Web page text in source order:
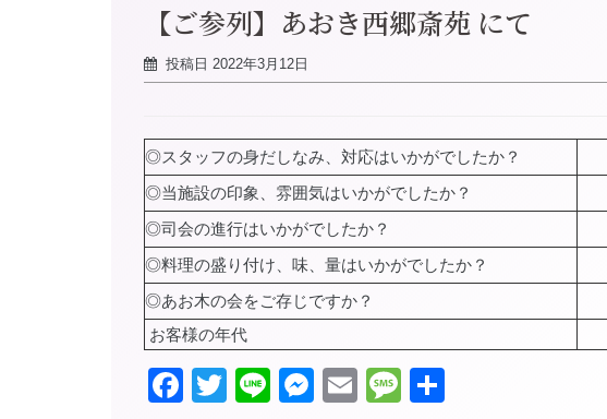
【ご参列】あおき西郷斎苑 にて
投稿日 2022年3月12日
◎スタッフの身だしなみ、対応はいかがでしたか？
◎当施設の印象、雰囲気はいかがでしたか？
◎司会の進行はいかがでしたか？
◎料理の盛り付け、味、量はいかがでしたか？
◎あお木の会をご存じですか？
お客様の年代
Facebook
Twitter
LineMessenger
EmailMessage